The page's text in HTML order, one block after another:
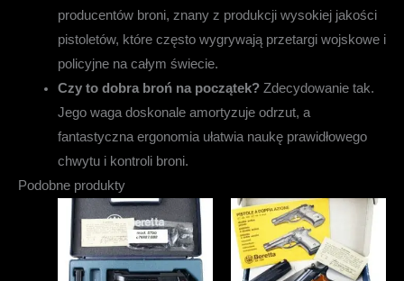
producentów broni, znany z produkcji wysokiej jakości
pistoletów, które często wygrywają przetargi wojskowe i
policyjne na całym świecie.
Czy to dobra broń na początek?Zdecydowanie tak.
Jego waga doskonale amortyzuje odrzut, a
fantastyczna ergonomia ułatwia naukę prawidłowego
chwytu i kontroli broni.
Podobne produkty